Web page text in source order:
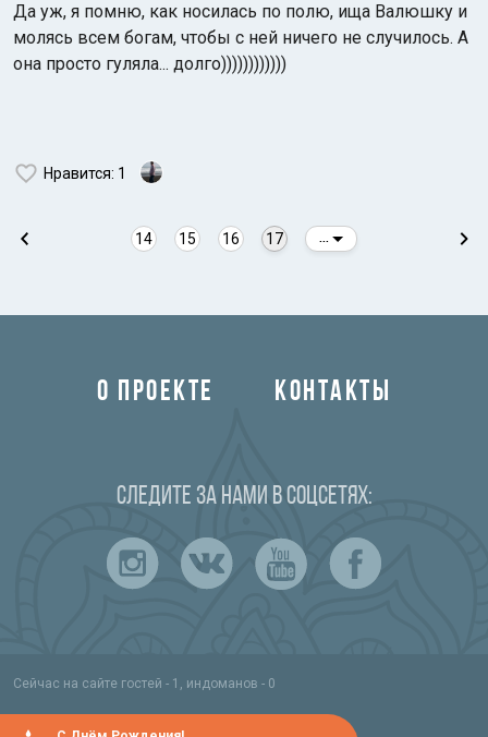
Да уж, я помню, как носилась по полю, ища Валюшку и
молясь всем богам, чтобы с ней ничего не случилось. А
она просто гуляла... долго))))))))))))
Нравится: 1
14 15 16 17 ...
О ПРОЕКТЕ КОНТАКТЫ
Следите за нами в соцсетях:
Сейчас на сайте гостей - 1, индоманов - 0